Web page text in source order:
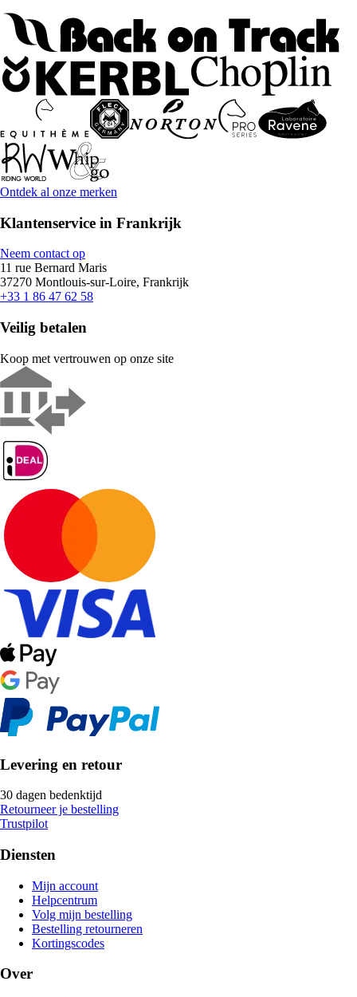
Ontdek al onze merken
Klantenservice in Frankrijk
Neem contact op
11 rue Bernard Maris
37270 Montlouis-sur-Loire, Frankrijk
+33 1 86 47 62 58
Veilig betalen
Koop met vertrouwen op onze site
Levering en retour
30 dagen bedenktijd
Retourneer je bestelling
Trustpilot
Diensten
Mijn account
Helpcentrum
Volg mijn bestelling
Bestelling retourneren
Kortingscodes
Over